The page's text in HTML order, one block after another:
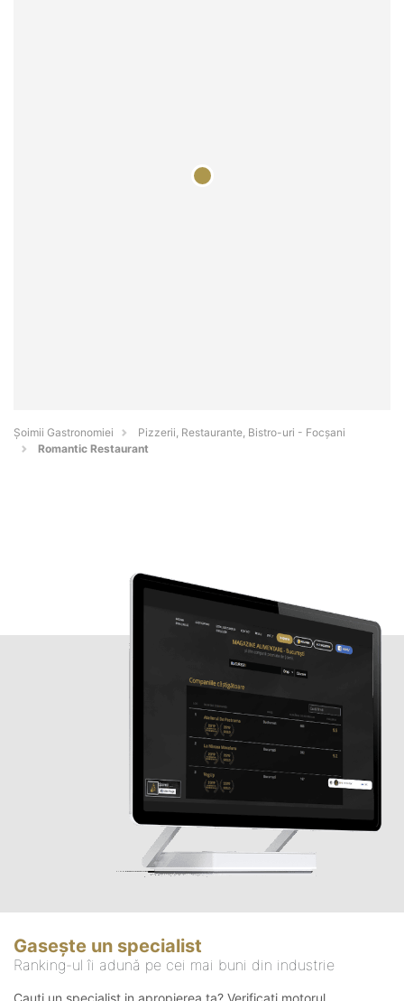
Șoimii Gastronomiei
Pizzerii, Restaurante, Bistro-uri - Focşani
Romantic Restaurant
Gasește un specialist
Ranking-ul îi adună pe cei mai buni din industrie
Cauți un specialist in apropierea ta? Verificați motorul